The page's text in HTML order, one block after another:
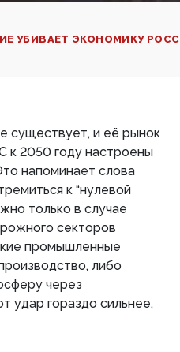
УБИВАЕТ ЭКОНОМИКУ
существует, и её рынок
к 2050 году настроены
напоминает слова
к “нулевой
только в случае
секторов
промышленные
либо
через
удар гораздо сильнее,